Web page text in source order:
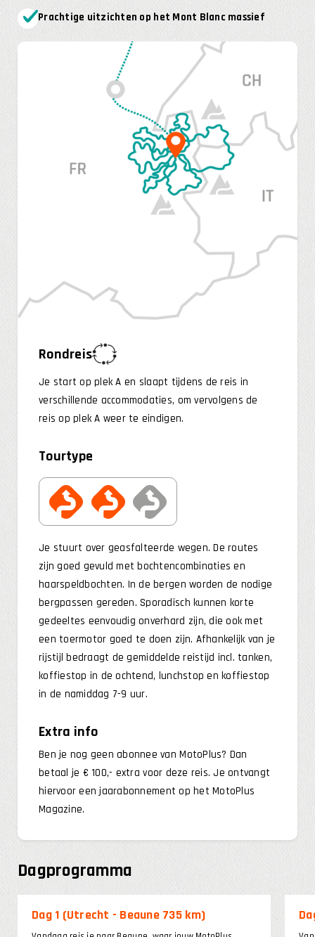
Prachtige uitzichten op het Mont Blanc massief
Rondreis
Je start op plek A en slaapt tijdens de reis in
verschillende accommodaties, om vervolgens de
reis op plek A weer te eindigen.
Tourtype
Je stuurt over geasfalteerde wegen. De routes
zijn goed gevuld met bochtencombinaties en
haarspeldbochten. In de bergen worden de nodige
bergpassen gereden. Sporadisch kunnen korte
gedeeltes eenvoudig onverhard zijn, die ook met
een toermotor goed te doen zijn. Afhankelijk van je
rijstijl bedraagt de gemiddelde reistijd incl. tanken,
koffiestop in de ochtend, lunchstop en koffiestop
in de namiddag 7-9 uur.
Extra info
Ben je nog geen abonnee van MotoPlus? Dan
betaal je € 100,- extra voor deze reis. Je ontvangt
hiervoor een jaarabonnement op het MotoPlus
Magazine.
Dagprogramma
Dag 1 (Utrecht - Beaune 735 km)